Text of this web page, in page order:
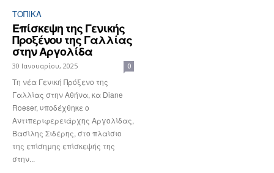
ΤΟΠΙΚΑ
Επίσκεψη της Γενικής
Προξένου της Γαλλίας
στην Αργολίδα
30 Ιανουαρίου, 2025 0
Τη νέα Γενική Πρόξενο της
Γαλλίας στην Αθήνα, κα Diane
Roeser, υποδέχθηκε ο
Αντιπεριφερειάρχης Αργολίδας,
Βασίλης Σιδέρης, στο πλαίσιο
της επίσημης επίσκεψής της
στην...